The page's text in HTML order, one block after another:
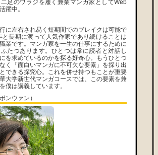
足のワラジを履く兼業マンガ家としてWeb
躍中。
に左右され易く短期間でのブレイクは可能で
と長期に渡って人気作家であり続けることは
業です。マンガ家を一生の仕事にするために
たつあります。ひとつは常に読者と対話し
を求めているのかを探る好奇心。もうひとつ
く「面白いマンガに不可欠な要素」を探り出
できる探究心。これを併せ持つもことが重要
大学新世代マンガコースでは、この要素を兼
僕は講義しています。
ンウァン）